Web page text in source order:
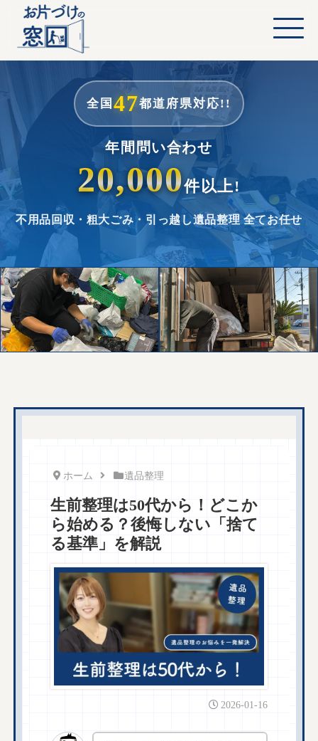
全国 47都道府県対応!!
年間問い合わせ
20,000件以上!
不用品回収・粗大ごみ・引っ越し遺品整理 全てお任せ
ホーム 遺品整理
生前整理は50代から！どこか
ら始める？後悔しない「捨て
る基準」を解説
2026-01-16